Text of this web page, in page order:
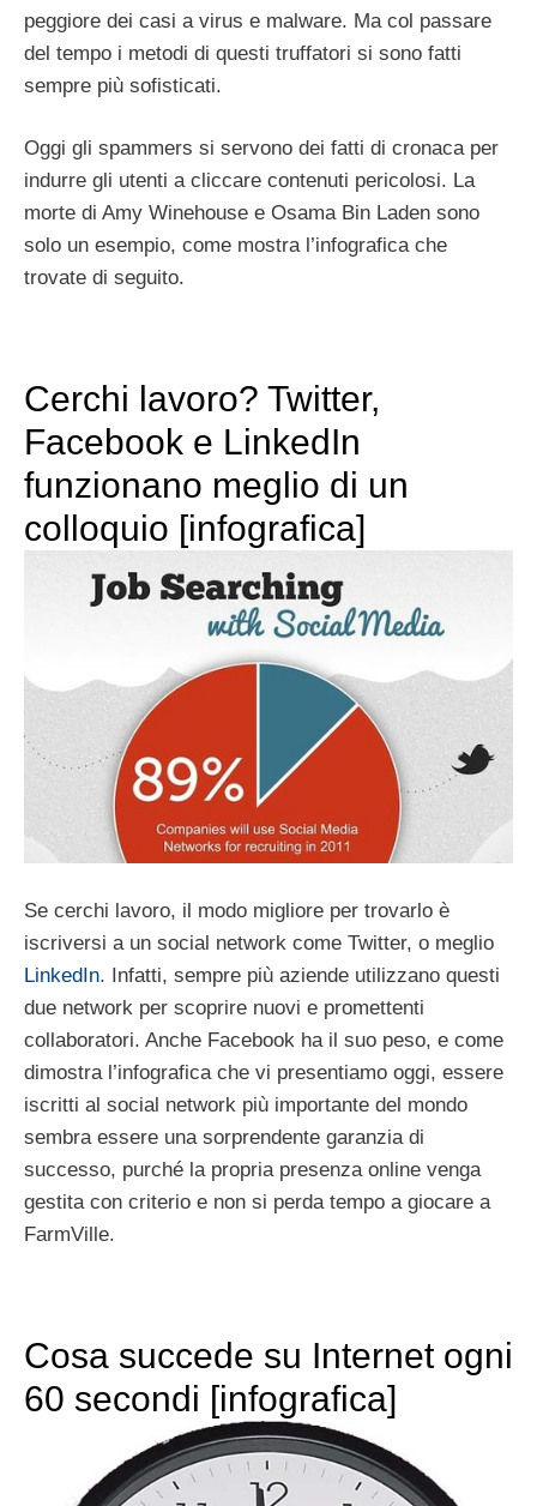
peggiore dei casi a virus e malware. Ma col passare
del tempo i metodi di questi truffatori si sono fatti
sempre più sofisticati.
Oggi gli spammers si servono dei fatti di cronaca per
indurre gli utenti a cliccare contenuti pericolosi. La
morte di Amy Winehouse e Osama Bin Laden sono
solo un esempio, come mostra l’infografica che
trovate di seguito.
Cerchi lavoro? Twitter,
Facebook e LinkedIn
funzionano meglio di un
colloquio [infografica]
Se cerchi lavoro, il modo migliore per trovarlo è
iscriversi a un social network come Twitter, o meglio
LinkedIn. Infatti, sempre più aziende utilizzano questi
due network per scoprire nuovi e promettenti
collaboratori. Anche Facebook ha il suo peso, e come
dimostra l’infografica che vi presentiamo oggi, essere
iscritti al social network più importante del mondo
sembra essere una sorprendente garanzia di
successo, purché la propria presenza online venga
gestita con criterio e non si perda tempo a giocare a
FarmVille.
Cosa succede su Internet ogni
60 secondi [infografica]